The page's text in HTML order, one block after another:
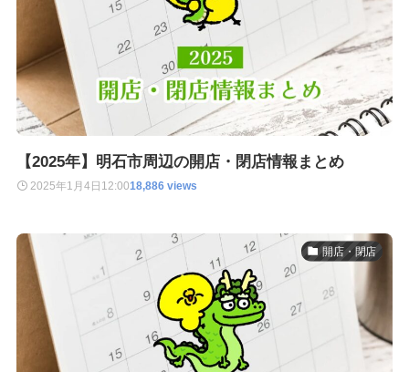
【2025年】明石市周辺の開店・閉店情報まとめ
2025年1月4日 12:0018,886 views
開店・閉店